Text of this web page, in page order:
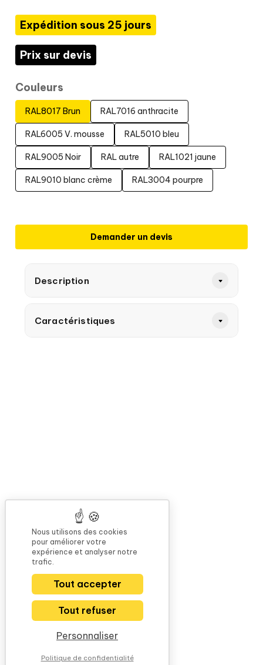
Expédition sous 25 jours
Prix sur devis
Couleurs
RAL8017 Brun RAL7016 anthracite
RAL6005 V. mousse RAL5010 bleu
RAL9005 Noir RAL autre RAL1021 jaune
RAL9010 blanc crème RAL3004 pourpre
Demander un devis
Description
Caractéristiques
Nous utilisons des cookies
pour améliorer votre
expérience et analyser notre
trafic.
Tout accepter
Tout refuser
Personnaliser
Politique de confidentialité